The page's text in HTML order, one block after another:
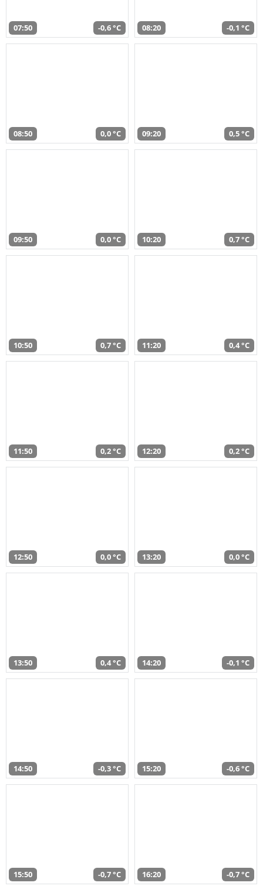
07:50 -0,6 °C 08:20 -0,1 °C
08:50 0,0 °C 09:20 0,5 °C
09:50 0,0 °C 10:20 0,7 °C
10:50 0,7 °C 11:20 0,4 °C
11:50 0,2 °C 12:20 0,2 °C
12:50 0,0 °C 13:20 0,0 °C
13:50 0,4 °C 14:20 -0,1 °C
14:50 -0,3 °C 15:20 -0,6 °C
15:50 -0,7 °C 16:20 -0,7 °C